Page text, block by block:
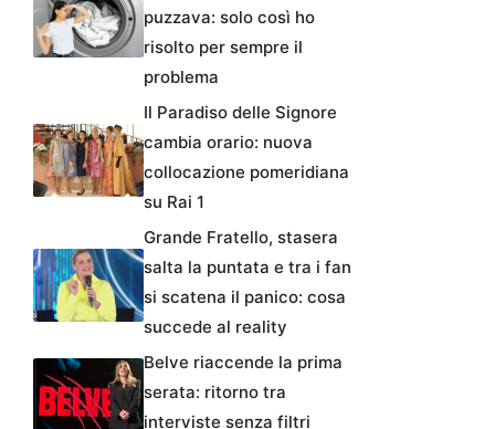
puzzava: solo così ho
risolto per sempre il
problema
Il Paradiso delle Signore
cambia orario: nuova
collocazione pomeridiana
su Rai 1
Grande Fratello, stasera
salta la puntata e tra i fan
si scatena il panico: cosa
succede al reality
Belve riaccende la prima
serata: ritorno tra
interviste senza filtri